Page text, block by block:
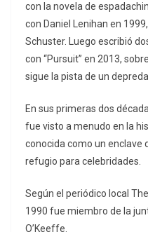
con la novela de
con Daniel Lenihan en
Schuster. Luego escribió
con “Pursuit” en 2013,
sigue la pista de un
En sus primeras dos
fue visto a menudo en la
conocida como un enclave
refugio para celebridades.
Según el periódico local
1990 fue miembro de la
O’Keeffe.